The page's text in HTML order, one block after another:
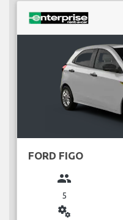
FORD FIGO
group
5
miscellaneous_services